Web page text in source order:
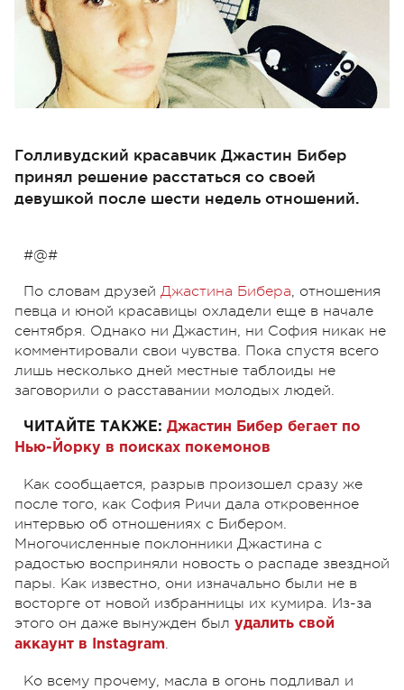
Голливудский красавчик Джастин Бибер
принял решение расстаться со своей
девушкой после шести недель отношений.
#@#
По словам друзей Джастина Бибера, отношения
певца и юной красавицы охладели еще в начале
сентября. Однако ни Джастин, ни София никак не
комментировали свои чувства. Пока спустя всего
лишь несколько дней местные таблоиды не
заговорили о расставании молодых людей.
ЧИТАЙТЕ ТАКЖЕ: Джастин Бибер бегает по
Нью-Йорку в поисках покемонов
Как сообщается, разрыв произошел сразу же
после того, как София Ричи дала откровенное
интервью об отношениях с Бибером.
Многочисленные поклонники Джастина с
радостью восприняли новость о распаде звездной
пары. Как известно, они изначально были не в
восторге от новой избранницы их кумира. Из-за
этого он даже вынужден был удалить свой
аккаунт в Instagram.
Ко всему прочему, масла в огонь подливал и